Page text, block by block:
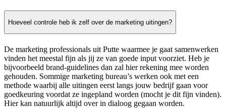
Hoeveel controle heb ik zelf over de marketing uitingen?
De marketing professionals uit Putte waarmee je gaat samenwerken
vinden het meestal fijn als jij ze van goede input voorziet. Heb je
bijvoorbeeld brand-guidelines dan zal hier rekening mee worden
gehouden. Sommige marketing bureau’s werken ook met een
methode waarbij alle uitingen eerst langs jouw bedrijf gaan voor
goedkeuring voordat ze ingepland worden (mocht je dit fijn vinden).
Hier kan natuurlijk altijd over in dialoog gegaan worden.